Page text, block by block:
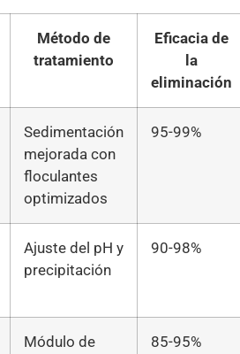
Método de
tratamiento
Eficacia de
la
eliminación
Sedimentación
mejorada con
floculantes
optimizados
95-99%
Ajuste del pH y
precipitación
90-98%
Módulo de
85-95%